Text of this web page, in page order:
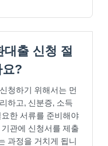
출 신청 절
요?
청하기 위해서는 먼
하고, 신분증, 소득
한 서류를 준비해야
관에 신청서를 제출
과정을 거치게 됩니